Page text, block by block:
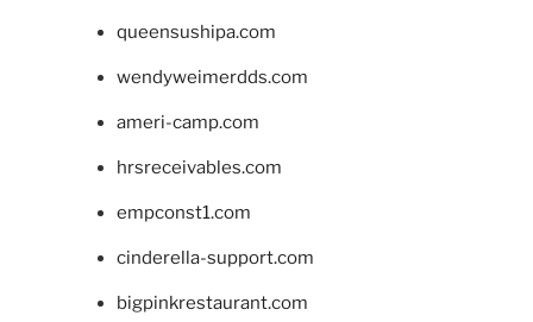
queensushipa.com
wendyweimerdds.com
ameri-camp.com
hrsreceivables.com
empconst1.com
cinderella-support.com
bigpinkrestaurant.com